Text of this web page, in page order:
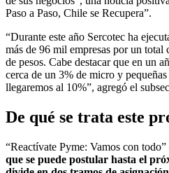
Paso a Paso, Chile se Recupera”.
“Durante este año Sercotec ha
más de 96 mil empresas por un
de pesos. Cabe destacar que en un
cerca de un 3% de micro y pequeñas
llegaremos al 10%”, agregó el
De qué se trata este
“Reactívate Pyme: Vamos con todo”
que se puede postular hasta el